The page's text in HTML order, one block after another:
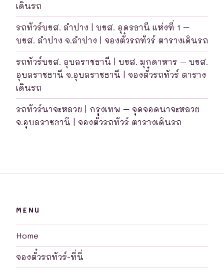
เดินรถ
รถทัวร์บขส. ลำปาง | บขส. อุดรธานี แห่งที่ 1 –
บขส. ลำปาง จ.ลำปาง | จองตั๋วรถทัวร์ ตารางเดินรถ
รถทัวร์บขส. อุบลราชธานี | บขส. มุกดาหาร – บขส.
อุบลราชธานี จ.อุบลราชธานี | จองตั๋วรถทัวร์ ตาราง
เดินรถ
รถทัวร์นาจะหลวย | กรุงเทพ – จุดจอดนาจะหลวย
จ.อุบลราชธานี | จองตั๋วรถทัวร์ ตารางเดินรถ
MENU
Home
จองตั๋วรถทัวร์-ที่นี่